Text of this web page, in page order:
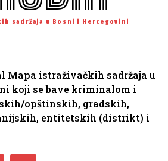
sadržaja u Bosni i Hercegovini
Mapa istraživačkih sadržaja u
koji se bave kriminalom i
opštinskih, gradskih,
entitetskih (distrikt) i